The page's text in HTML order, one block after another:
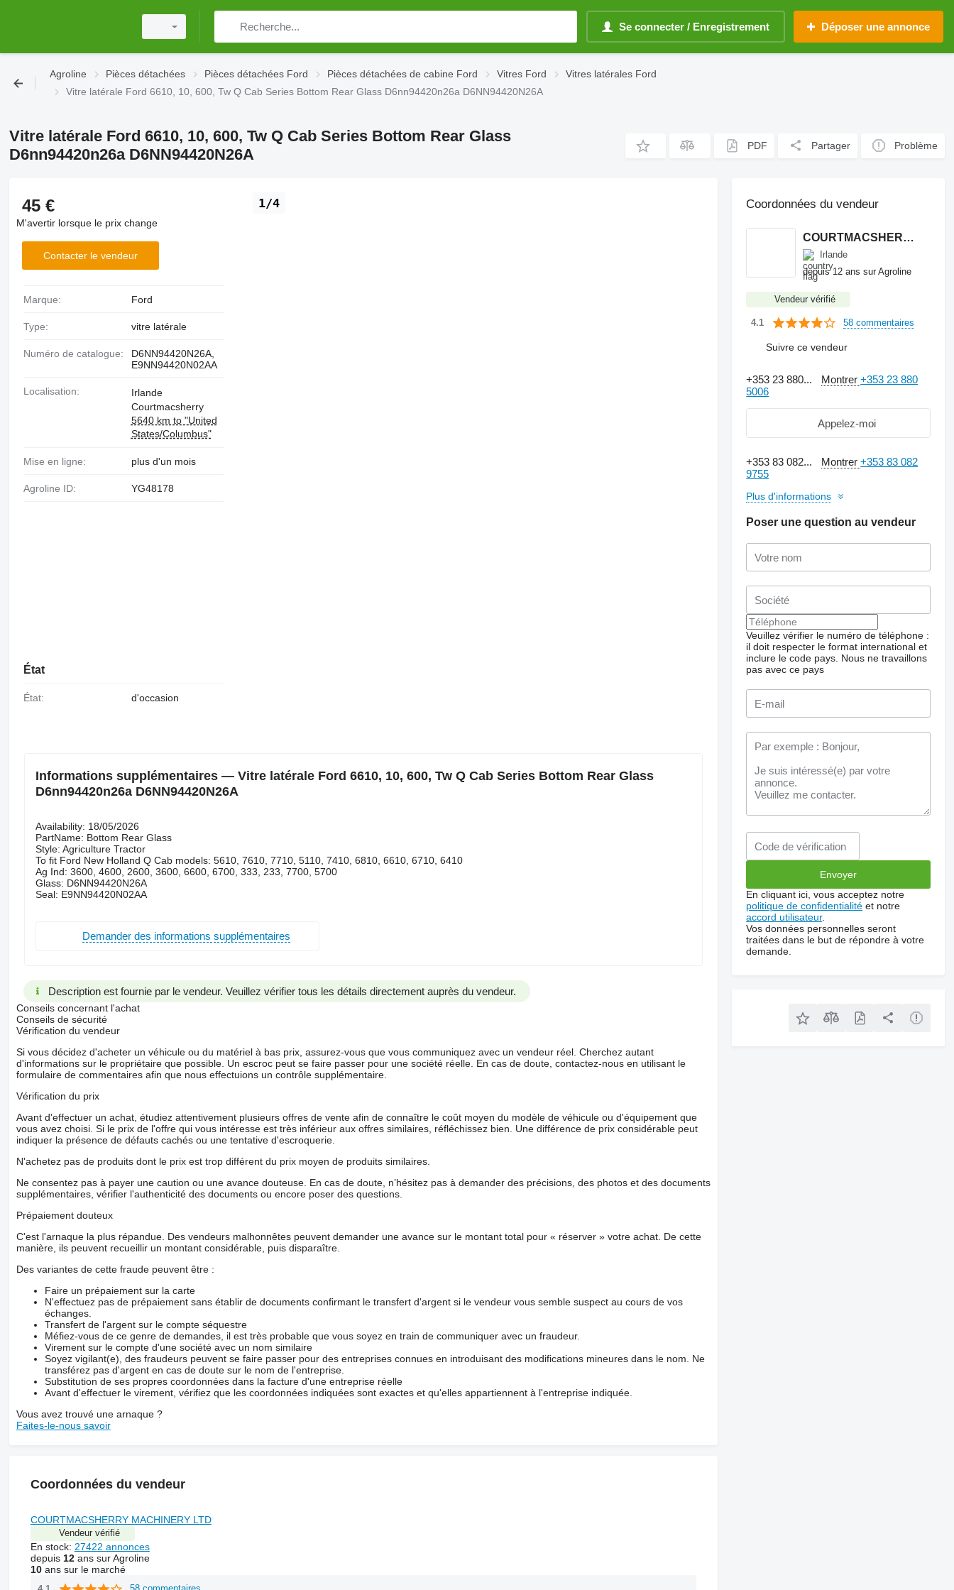
Se connecter / Enregistrement Déposer une annonce
Agroline Pièces détachées Pièces détachées Ford Pièces détachées de cabine Ford Vitres Ford
Vitres latérales Ford
Vitre latérale Ford 6610, 10, 600, Tw Q Cab Series Bottom Rear Glass D6nn94420n26a D6NN94420N26A
Vitre latérale Ford 6610, 10, 600, Tw Q Cab Series Bottom Rear Glass
D6nn94420n26a D6NN94420N26A
PDF Partager Problème
Demander plus de
photos
1/4
45 €
M'avertir lorsque le prix change
Contacter le vendeur
Marque: Ford
Type: vitre latérale
Numéro de catalogue:
D6NN94420N26A,
E9NN94420N02AA
Localisation:
Irlande
Courtmacsherry
5640 km to "United
States/Columbus"
Mise en ligne: plus d'un mois
Agroline ID: YG48178
État
État: d'occasion
Informations supplémentaires — Vitre latérale Ford 6610, 10, 600, Tw Q Cab Series Bottom Rear Glass
D6nn94420n26a D6NN94420N26A
Availability: 18/05/2026
PartName: Bottom Rear Glass
Style: Agriculture Tractor
To fit Ford New Holland Q Cab models: 5610, 7610, 7710, 5110, 7410, 6810, 6610, 6710, 6410
Ag Ind: 3600, 4600, 2600, 3600, 6600, 6700, 333, 233, 7700, 5700
Glass: D6NN94420N26A
Seal: E9NN94420N02AA
Demander des informations supplémentaires
Description est fournie par le vendeur. Veuillez vérifier tous les détails directement auprès du vendeur.
Conseils concernant l'achat
Conseils de sécurité
Vérification du vendeur
Si vous décidez d'acheter un véhicule ou du matériel à bas prix, assurez-vous que vous communiquez avec un vendeur réel. Cherchez autant
d'informations sur le propriétaire que possible. Un escroc peut se faire passer pour une société réelle. En cas de doute, contactez-nous en utilisant le
formulaire de commentaires afin que nous effectuions un contrôle supplémentaire.
Vérification du prix
Avant d'effectuer un achat, étudiez attentivement plusieurs offres de vente afin de connaître le coût moyen du modèle de véhicule ou d'équipement que
vous avez choisi. Si le prix de l'offre qui vous intéresse est très inférieur aux offres similaires, réfléchissez bien. Une différence de prix considérable peut
indiquer la présence de défauts cachés ou une tentative d'escroquerie.
N'achetez pas de produits dont le prix est trop différent du prix moyen de produits similaires.
Ne consentez pas à payer une caution ou une avance douteuse. En cas de doute, n’hésitez pas à demander des précisions, des photos et des documents
supplémentaires, vérifier l'authenticité des documents ou encore poser des questions.
Prépaiement douteux
C'est l'arnaque la plus répandue. Des vendeurs malhonnêtes peuvent demander une avance sur le montant total pour « réserver » votre achat. De cette
manière, ils peuvent recueillir un montant considérable, puis disparaître.
Des variantes de cette fraude peuvent être :
Faire un prépaiement sur la carte
N'effectuez pas de prépaiement sans établir de documents confirmant le transfert d'argent si le vendeur vous semble suspect au cours de vos
échanges.
Transfert de l'argent sur le compte séquestre
Méfiez-vous de ce genre de demandes, il est très probable que vous soyez en train de communiquer avec un fraudeur.
Virement sur le compte d'une société avec un nom similaire
Soyez vigilant(e), des fraudeurs peuvent se faire passer pour des entreprises connues en introduisant des modifications mineures dans le nom. Ne
transférez pas d'argent en cas de doute sur le nom de l'entreprise.
Substitution de ses propres coordonnées dans la facture d'une entreprise réelle
Avant d'effectuer le virement, vérifiez que les coordonnées indiquées sont exactes et qu'elles appartiennent à l'entreprise indiquée.
Vous avez trouvé une arnaque ?
Faites-le-nous savoir
Coordonnées du vendeur
COURTMACSHERRY MACHINERY LTD
Vendeur vérifié
En stock: 27422 annonces
depuis 12ans sur Agroline
10ans sur le marché
Coordonnées du vendeur
COURTMACSHERRY MACHINERY LTD
Irlande
depuis 12 ans sur Agroline
Vendeur vérifié
4.1 58 commentaires
Suivre ce vendeur
+353 23 880... Montrer+353 23 880
5006
Appelez-moi
+353 83 082... Montrer+353 83 082
9755
Plus d'informations
Poser une question au vendeur
Veuillez vérifier le numéro de téléphone :
il doit respecter le format international et
inclure le code pays. Nous ne travaillons
pas avec ce pays
En cliquant ici, vous acceptez notre
politique de confidentialité et notre
accord utilisateur.
Vos données personnelles seront
traitées dans le but de répondre à votre
demande.